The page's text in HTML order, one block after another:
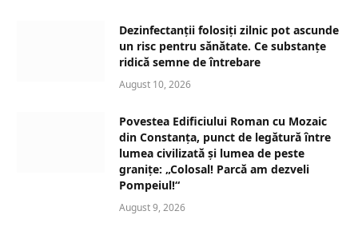
Dezinfectanții folosiți zilnic pot ascunde
un risc pentru sănătate. Ce substanțe
ridică semne de întrebare
August 10, 2026
Povestea Edificiului Roman cu Mozaic
din Constanța, punct de legătură între
lumea civilizată și lumea de peste
granițe: „Colosal! Parcă am dezveli
Pompeiul!“
August 9, 2026